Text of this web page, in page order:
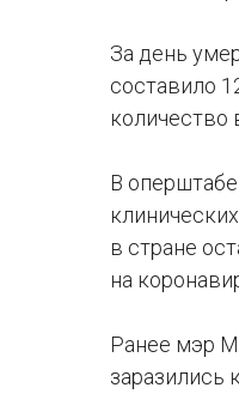
За день
составило
количество
В
в стране
на
Ранее мэр
заразились